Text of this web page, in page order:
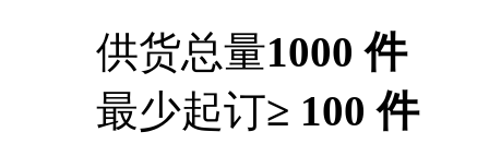
供货总量1000 件
最少起订≥ 100 件